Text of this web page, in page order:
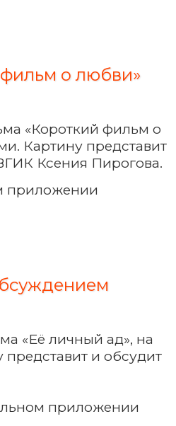
о любви»
«Короткий фильм о
Картину представит
Ксения Пирогова.
приложении
«Её личный ад», на
и обсудит
приложении